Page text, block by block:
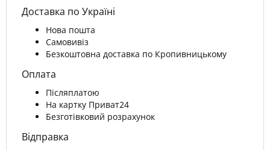
Доставка по Україні
Нова пошта
Самовивіз
Безкоштовна доставка по Кропивницькому
Оплата
Післяплатою
На картку Приват24
Безготівковий розрахунок
Відправка